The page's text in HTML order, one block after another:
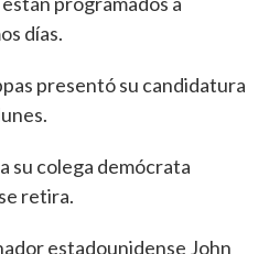
días.
presentó su candidatura
su colega demócrata
retira.
estadounidense John